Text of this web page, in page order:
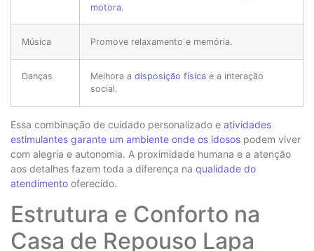
motora.
Música Promove relaxamento e memória.
Danças Melhora a disposição física e a interação
social.
Essa combinação de cuidado personalizado e atividades
estimulantes garante um ambiente onde os idosos podem viver
com alegria e autonomia. A proximidade humana e a atenção
aos detalhes fazem toda a diferença na qualidade do
atendimento oferecido.
Estrutura e Conforto na
Casa de Repouso Lapa